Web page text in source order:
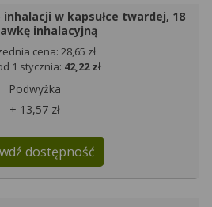
w kapsułce twardej, 18
inhalacyjną
cena: 28,65 zł
1 stycznia: 42,22 zł
Podwyżka
+ 13,57 zł
dostępność